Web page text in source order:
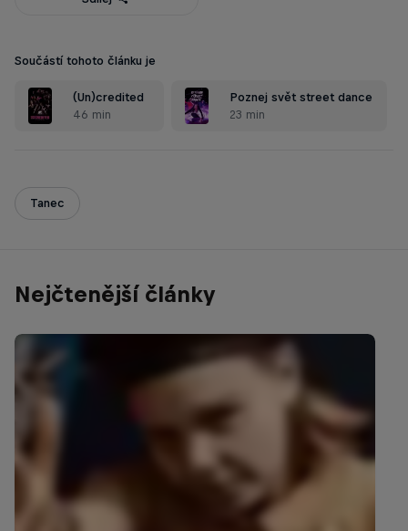
Součástí tohoto článku je
(Un)credited
46 min
Poznej svět street dance
23 min
Tanec
Nejčtenější články